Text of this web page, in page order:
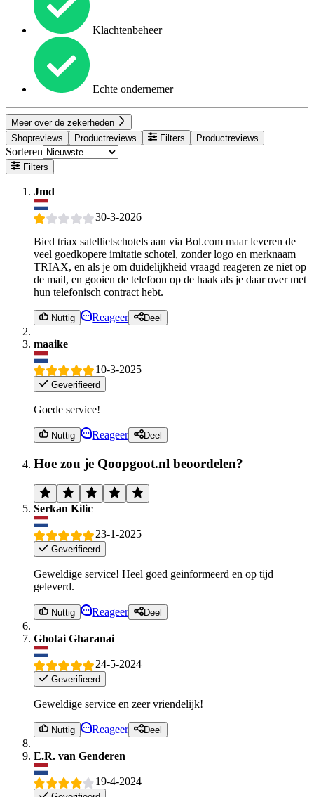
Klachtenbeheer
Echte ondernemer
Meer over de zekerheden
Shopreviews
Productreviews Filters Productreviews
Sorteren
Filters
Jmd
30-3-2026
Bied triax satellietschotels aan via Bol.com maar leveren de
veel goedkopere imitatie schotel, zonder logo en merknaam
TRIAX, en als je om duidelijkheid vraagd reageren ze niet op
de mail, en gooien de telefoon op de haak als je daar over met
hun telefonisch contract hebt.
Nuttig Reageer Deel
maaike
10-3-2025
Geverifieerd
Goede service!
Nuttig Reageer Deel
Hoe zou je Qoopgoot.nl beoordelen?
Serkan Kilic
23-1-2025
Geverifieerd
Geweldige service! Heel goed geinformeerd en op tijd
geleverd.
Nuttig Reageer Deel
Ghotai Gharanai
24-5-2024
Geverifieerd
Geweldige service en zeer vriendelijk!
Nuttig Reageer Deel
E.R. van Genderen
19-4-2024